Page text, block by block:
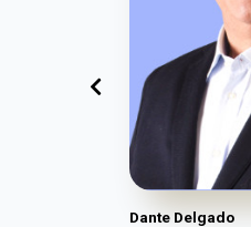
Dante Delgado